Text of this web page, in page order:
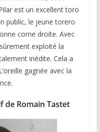
est un excellent toro
public, le jeune torero
corne droite. Avec
exploité la
inédite. Cela a
gagnée avec la
de Romain Tastet